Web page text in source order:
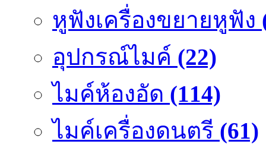
หูฟังเครื่องขยายหูฟัง
อุปกรณ์ไมค์ (22)
ไมค์ห้องอัด (114)
ไมค์เครื่องดนตรี (61)